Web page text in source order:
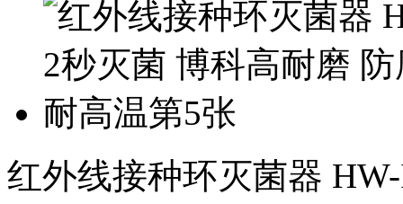
红外线接种环灭菌器